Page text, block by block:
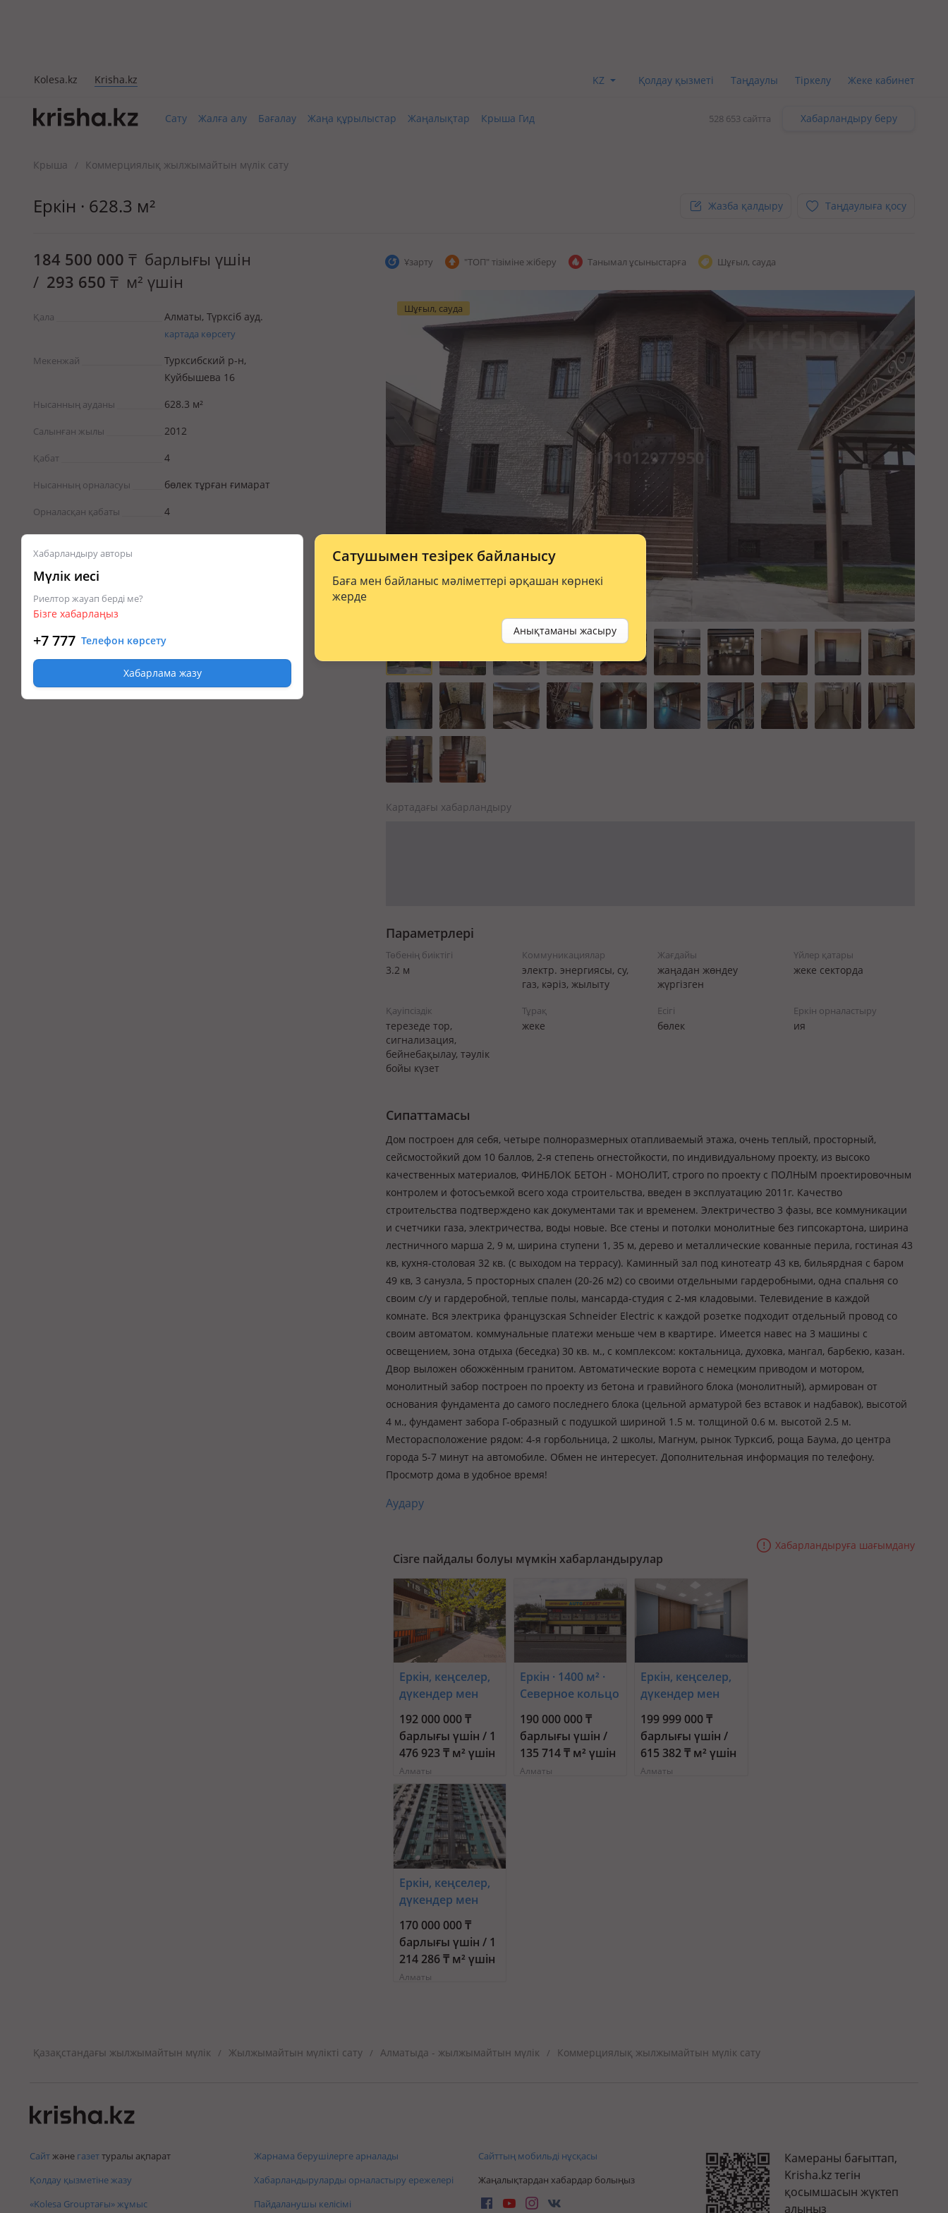
Kolesa.kz Krisha.kz KZ Қолдау қызметі Таңдаулы Тіркелу Жеке кабинет
Сату Жалға алу Бағалау Жаңа құрылыстар Жаңалықтар Крыша Гид 528 653 сайтта Хабарландыру беру
Крыша / Коммерциялық жылжымайтын мүлік сату
Еркін · 628.3 м² Жазба қалдыру Таңдаулыға қосу
184 500 000 ₸ барлығы үшін
/ 293 650 ₸ м² үшін
Қала Алматы, Түрксіб ауд.
картада көрсету
Мекенжай
Турксибский р-н,
Куйбышева 16
Нысанның ауданы 628.3 м²
Салынған жылы 2012
Қабат 4
Нысанның орналасуы бөлек тұрған ғимарат
Орналасқан қабаты 4
Сатушымен тезірек байланысу
Баға мен байланыс мәліметтері әрқашан көрнекі
жерде
Анықтаманы жасыру
Хабарландыру авторы
Мүлік иесі
Риелтор жауап берді ме?
Бізге хабарлаңыз
+7 777 Телефон көрсету
Хабарлама жазу
Ұзарту "ТОП" тізіміне жіберу Танымал ұсыныстарға Шұғыл, сауда
Шұғыл, сауда
Картадағы хабарландыру
Параметрлері
Төбенің биіктігі
3.2 м
Коммуникациялар
электр. энергиясы, су,
газ, кәріз, жылыту
Жағдайы
жаңадан жөндеу
жүргізген
Үйлер қатары
жеке секторда
Қауіпсіздік
терезеде тор,
сигнализация,
бейнебақылау, тәулік
бойы күзет
Тұрақ
жеке
Есігі
бөлек
Еркін орналастыру
ия
Сипаттамасы
Дом построен для себя, четыре полноразмерных отапливаемый этажа, очень теплый, просторный,
сейсмостойкий дом 10 баллов, 2-я степень огнестойкости, по индивидуальному проекту, из высоко
качественных материалов, ФИНБЛОК БЕТОН - МОНОЛИТ, строго по проекту с ПОЛНЫМ проектировочным
контролем и фотосъемкой всего хода строительства, введен в эксплуатацию 2011г. Качество
строительства подтверждено как документами так и временем. Электричество 3 фазы, все коммуникации
и счетчики газа, электричества, воды новые. Все стены и потолки монолитные без гипсокартона, ширина
лестничного марша 2, 9 м, ширина ступени 1, 35 м, дерево и металлические кованные перила, гостиная 43
кв, кухня-столовая 32 кв. (с выходом на террасу). Каминный зал под кинотеатр 43 кв, бильярдная с баром
49 кв, 3 санузла, 5 просторных спален (20-26 м2) со своими отдельными гардеробными, одна спальня со
своим с/у и гардеробной, теплые полы, мансарда-студия с 2-мя кладовыми. Телевидение в каждой
комнате. Вся электрика французская Schneider Electric к каждой розетке подходит отдельный провод со
своим автоматом. коммунальные платежи меньше чем в квартире. Имеется навес на 3 машины с
освещением, зона отдыха (беседка) 30 кв. м., с комплексом: коктальница, духовка, мангал, барбекю, казан.
Двор выложен обожжённым гранитом. Автоматические ворота с немецким приводом и мотором,
монолитный забор построен по проекту из бетона и гравийного блока (монолитный), армирован от
основания фундамента до самого последнего блока (цельной арматурой без вставок и надбавок), высотой
4 м., фундамент забора Г-образный с подушкой шириной 1.5 м. толщиной 0.6 м. высотой 2.5 м.
Месторасположение рядом: 4-я горбольница, 2 школы, Магнум, рынок Турксиб, роща Баума, до центра
города 5-7 минут на автомобиле. Обмен не интересует. Дополнительная информация по телефону.
Просмотр дома в удобное время!
Аудару
Хабарландыруға шағымдану
Сізге пайдалы болуы мүмкін хабарландырулар
Еркін, кеңселер,
дүкендер мен
бутиктер,
қоймалар,
қоғамдық
тамақтану орны,
сұлулық
салондары,
медорталықтар
мен дәріханалар,
білім
орталықтары,
ойын-сауық · 130
м² · Маркова 38А
192 000 000 ₸
барлығы үшін / 1
476 923 ₸ м² үшін
Алматы
Еркін · 1400 м² ·
Северное кольцо
72
190 000 000 ₸
барлығы үшін /
135 714 ₸ м² үшін
Алматы
Еркін, кеңселер,
дүкендер мен
бутиктер,
қоймалар,
қоғамдық
тамақтану орны,
сұлулық
199 999 000 ₸
барлығы үшін /
615 382 ₸ м² үшін
Алматы
Еркін, кеңселер,
дүкендер мен
сұлулық
салондары,
медорталықтар
мен дәріханалар,
м² · Си Синхая 17
170 000 000 ₸
барлығы үшін / 1
214 286 ₸ м² үшін
Алматы
Қазақстандағы жылжымайтын мүлік / Жылжымайтын мүлікті сату / Алматыда - жылжымайтын мүлік / Коммерциялық жылжымайтын мүлік сату
Сайтжәне газеттуралы ақпарат
Қолдау қызметіне жазу
«Kolesa Groupтағы» жұмыс
Жарнама берушілерге арналады
Хабарландыруларды орналастыру ережелері
Пайдаланушы келісімі
Сайттың мобильді нұсқасы
Жаңалықтардан хабардар болыңыз
Камераны бағыттап,
Krisha.kz тегін
қосымшасын жүктеп
алыңыз